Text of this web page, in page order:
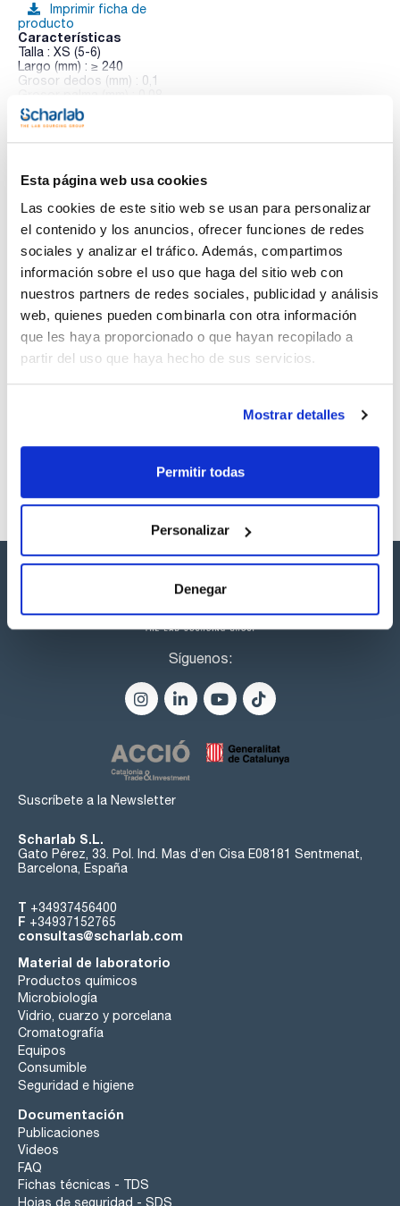
Esta página web usa cookies
Las cookies de este sitio web se usan para personalizar
el contenido y los anuncios, ofrecer funciones de redes
sociales y analizar el tráfico. Además, compartimos
información sobre el uso que haga del sitio web con
nuestros partners de redes sociales, publicidad y análisis
web, quienes pueden combinarla con otra información
que les haya proporcionado o que hayan recopilado a
partir del uso que haya hecho de sus servicios.
Mostrar detalles
Permitir todas
Personalizar
Denegar
Imprimir ficha de
producto
Características
Talla : XS (5-6)
Largo (mm) : ≥ 240
Grosor dedos (mm) : 0,1
Pack (u.) : 100
-Superficie interna lisa clorinada para facilitar el calzado y
-Superficie externa finamente texturada.
-Exento de silicona y de los acelerantes:
mercaptobenzotiazoles, tiuranos, tioureas, guanidinas, etc.
-Muy elástico: se adapta perfectamente a la mano y no
oprime.
-Puño con reborde anti-goteo, ajustable anatómicamente.
-Excelente sensibilidad al tacto.
-Ambidiestro.
-Protección frente a riesgos biológicos y químicos (Tipo B).
-Apto para su uso en contacto con los alimentos.
-AQL: 1.5
Documentación técnica
TDS / Ficha técnica
Regístrate para
descargas
COA
Regístrate para
descargas
Regístrate para
descargas
listos para una entrega inmediata.
Síguenos:
Suscríbete a la Newsletter
Scharlab S.L.
Gato Pérez, 33. Pol. Ind. Mas d’en Cisa E08181 Sentmenat,
Barcelona, España
T +34937456400
F +34937152765
consultas@scharlab.com
Material de laboratorio
Productos químicos
Microbiología
Vidrio, cuarzo y porcelana
Cromatografía
Equipos
Consumible
Seguridad e higiene
Documentación
Publicaciones
Videos
FAQ
Fichas técnicas - TDS
Hojas de seguridad - SDS